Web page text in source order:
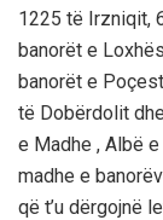
1225 të Irzniqit,
banorët e
banorët e
të Dobërdolit
e Madhe , Albë
madhe e
që t’u dërgojnë